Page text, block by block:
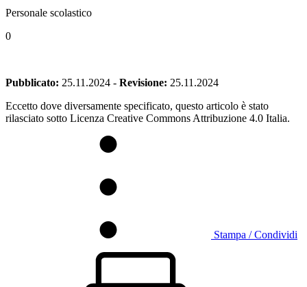
Personale scolastico
0
Pubblicato: 25.11.2024 - Revisione: 25.11.2024
Eccetto dove diversamente specificato, questo articolo è stato
rilasciato sotto Licenza Creative Commons Attribuzione 4.0 Italia.
Stampa / Condividi